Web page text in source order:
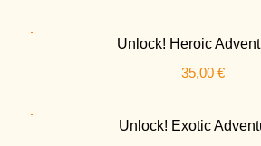
Unlock! Heroic
35,00 €
Unlock! Exotic